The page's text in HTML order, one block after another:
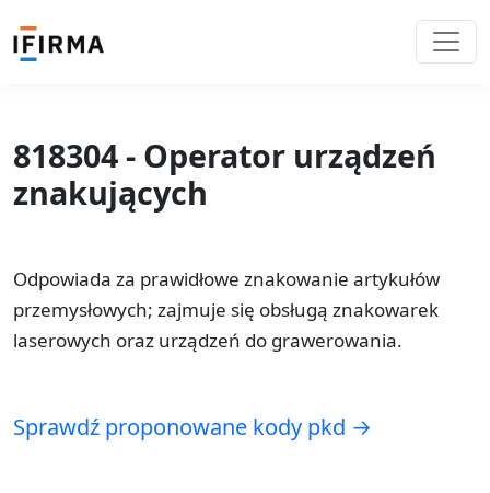
818304 - Operator urządzeń
znakujących
Odpowiada za prawidłowe znakowanie artykułów
przemysłowych; zajmuje się obsługą znakowarek
laserowych oraz urządzeń do grawerowania.
Sprawdź proponowane kody pkd →